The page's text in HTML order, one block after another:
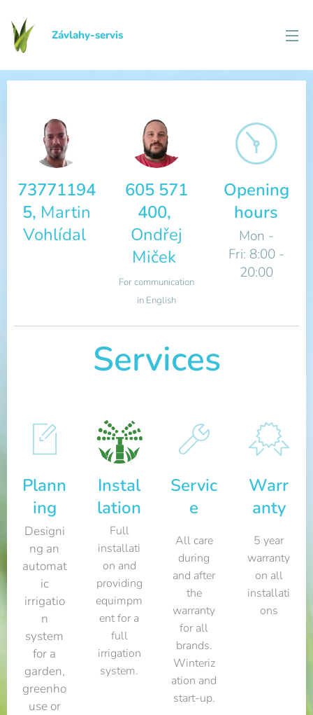
Závlahy-servis
73771194
5, Martin
Vohlídal
605 571
400,
Ondřej
Miček
For communication
in English
Opening
hours
Mon -
Fri: 8:00 -
20:00
Services
Plann
ing
Designi
ng an
automat
ic
irrigatio
n
system
for a
garden,
greenho
use or
Instal
lation
Full
installati
on and
providing
equimpm
ent for a
full
irrigation
system.
Servic
e
All care
during
and after
the
warranty
for all
brands.
Winteriz
ation and
start-up.
Warr
anty
5 year
warranty
on all
installati
ons